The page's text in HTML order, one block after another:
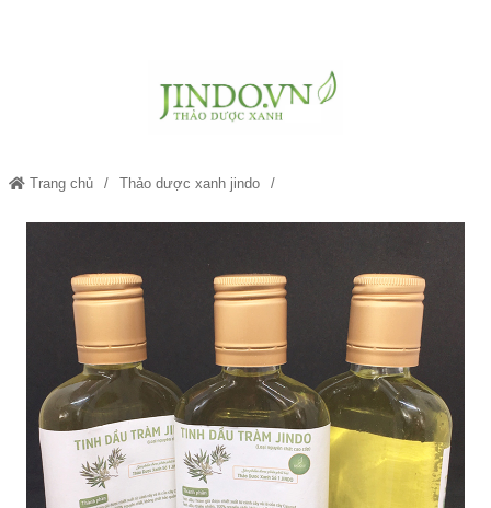
Trang chủ Thảo dược xanh jindo
Tinh Dầu Tràm - Thảo dược xanh Jindo.vn JD227 tinhdautram